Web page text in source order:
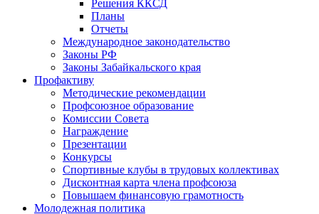
Решения ККСД
Планы
Отчеты
Международное законодательство
Законы РФ
Законы Забайкальского края
Профактиву
Методические рекомендации
Профсоюзное образование
Комиссии Совета
Награждение
Презентации
Конкурсы
Спортивные клубы в трудовых коллективах
Дисконтная карта члена профсоюза
Повышаем финансовую грамотность
Молодежная политика